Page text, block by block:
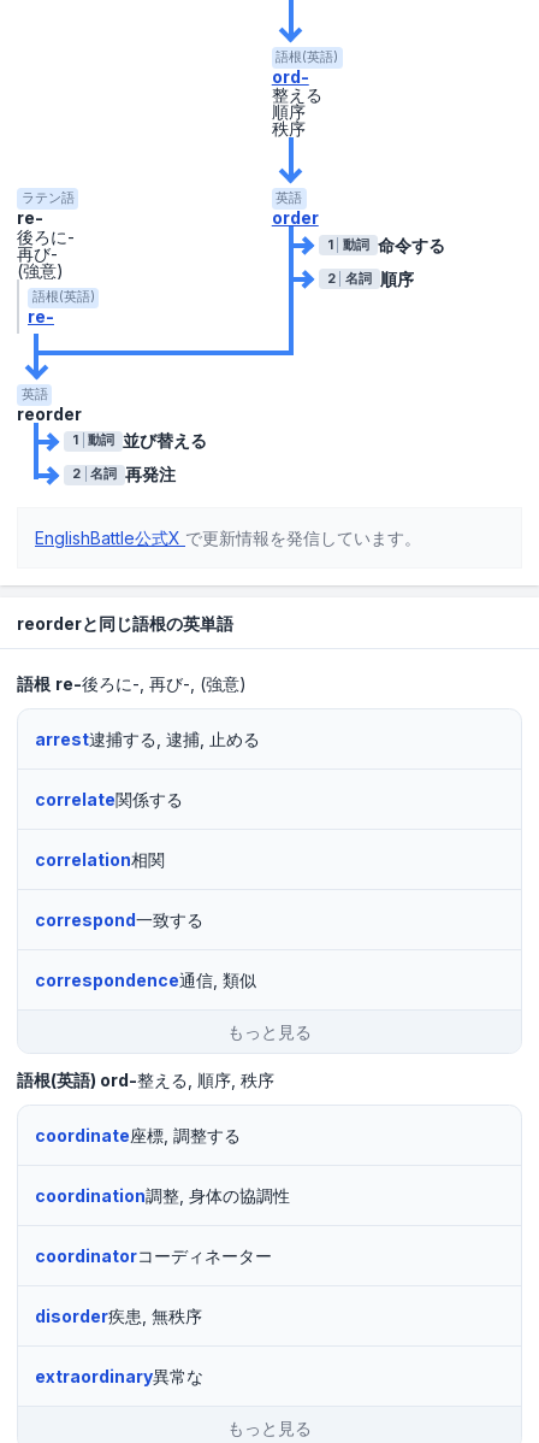
語根(英語)
ord-
整える
順序
秩序
ラテン語
re-
後ろに-
再び-
(強意)
語根(英語)
re-
英語
order
1 動詞 命令する
2 名詞 順序
英語
reorder
1 動詞 並び替える
2 名詞 再発注
EnglishBattle公式X で更新情報を発信しています。
reorderと同じ語根の英単語
語根 re-後ろに- 再び- (強意)
arrest逮捕する, 逮捕, 止める
correlate関係する
correlation相関
correspond一致する
correspondence通信, 類似
もっと見る
語根(英語) ord-整える 順序 秩序
coordinate座標, 調整する
coordination調整, 身体の協調性
coordinatorコーディネーター
disorder疾患, 無秩序
extraordinary異常な
もっと見る